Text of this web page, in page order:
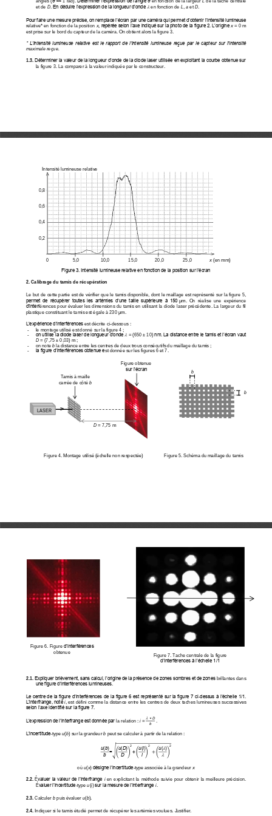
et de D . En déduire l’expression de la longueur d’onde  en fonction de L , a et D
Pour faire une mesure précise, on remplace l’écran par une caméra qui permet d’obtenir l’intensité lumineuse
relative* en fonction de la position x, repérée selon l’axe indiqué sur la photo de la figure 2. L’origine x = 0 m
est prise sur le bord du capteur de la caméra. On obtient alors la figure 3.
* L’intensité lumineuse relative est le rapport de l’intensité lumineuse reçue par le capteur sur l’intensité
maximale reçue.
1.3. Déterminer la valeur de la longueur d’onde de la diode laser utilisée en exploitant la courbe obtenue sur
la figure 3. La comparer à la valeur indiquée par le constructeur.
Figure 3. Intensité lumineuse relative en fonction de la position sur l’écran
2. Calibrage du tamis de récupération
Le but de cette partie est de vérifier que le tamis disponible, dont le maillage est représenté sur la figure 5,
permet  de  récupérer  toutes  les  artémies  d’une  taille  supérieure  à  150 μm.  On  réalise  une  expérience
d’interférences pour évaluer les dimensions du tamis en utilisant la diode laser précédente. La largeur du fil
plastique constituant le tamis est égale à 230 μm.
L’expérience d’interférences est décrite ci-dessous :
le montage utilisé est donné sur la figure 4 ;
-
on utilise la diode laser de longueur d’onde  =(650 ± 10) nm. La distance entre le tamis et l’écran vaut
D = (7,75 ± 0,03) m ;
-
on note b la distance entre les centres de deux trous consécutifs du maillage du tamis ;
-
la figure d’interférences obtenue est donnée sur les figures 6 et 7.
Figure 4. Montage utilisé (échelle non respectée) Figure 5. Schéma du maillage du tamis
D = 7,75 m
>
LASER
Tamis à maille
carrée de côté b
Figure obtenue
sur l’écran
Intensité lumineuse relative
0 5,0                 10,0               15,0              20,0               25,0 x (en mm)
0,2
0,4
0,6
0,8
b
b
2.1. Expliquer brièvement, sans calcul, l’origine de la présence de zones sombres et de zones brillantes dans
une figure d’interférences lumineuses.
Le centre de la figure d’interférences de la figure 6 est représenté sur la figure 7 ci-dessus à l’échelle 1/1.
L’interfrange, noté i, est défini comme la distance entre les centres de deux taches lumineuses successives
selon l’axe identifié sur la figure 7.
L’expression de l’interfrange est donnée par la relation : i =
 × D
b
L’incertitude-type u(b) sur la grandeur b peut se calculer à partir de la relation :
u(b)
b
=√ (
u(D)
D )
2
+(
u(i)
i
)
2
+ (
u()
 )
2
où u(x) désigne l’incertitude-type associée à la grandeur x
2.2. Évaluer la valeur de l’interfrange i en  explicitant  la  méthode  suivie  pour  obtenir  la  meilleure  précision.
Évaluer l’incertitude -type u(i) sur la mesure de l’interfrange i.
2.3. Calculer b puis évaluer u(b).
2.4. Indiquer si le tamis étudié permet de récupérer les artémies voulues. Justifier.
Figure 6. Figure d’interférences
obtenue
Figure 7. Tache centrale de la figure
d’interférences à l’échelle 1/1